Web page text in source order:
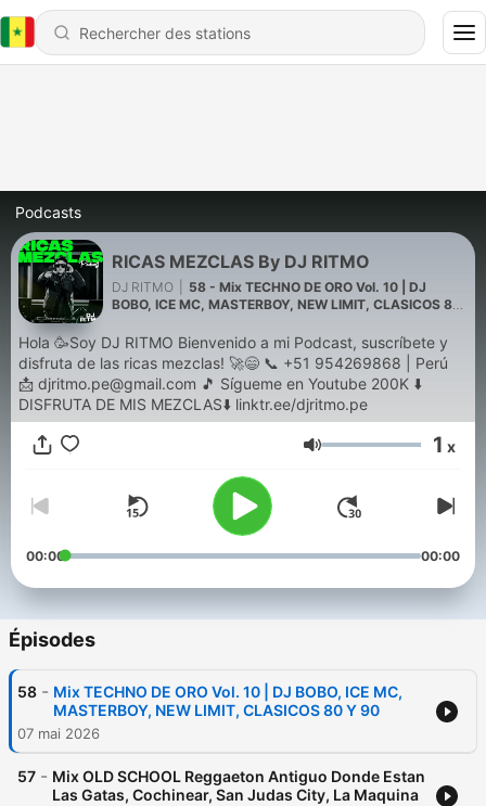
Podcasts
RICAS MEZCLAS By DJ RITMO
DJ RITMO
58 - Mix TECHNO DE ORO Vol. 10 | DJ
BOBO, ICE MC, MASTERBOY, NEW LIMIT, CLASICOS 80
Hola 🥳Soy DJ RITMO Bienvenido a mi Podcast, suscríbete y
disfruta de las ricas mezclas! 🚀😄 📞 +51 954269868 | Perú
📩 djritmo.pe@gmail.com 🎵 Sígueme en Youtube 200K ⬇️
DISFRUTA DE MIS MEZCLAS⬇️ linktr.ee/djritmo.pe
Volume 1 x
00:00 00:00
Épisodes
58 - Mix TECHNO DE ORO Vol. 10 | DJ BOBO, ICE MC,
MASTERBOY, NEW LIMIT, CLASICOS 80 Y 90
07 mai 2026
57 - Mix OLD SCHOOL Reggaeton Antiguo Donde Estan
Las Gatas, Cochinear, San Judas City, La Maquina